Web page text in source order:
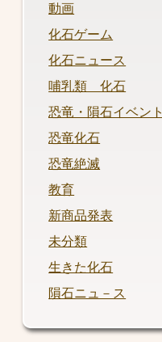
動画
化石ゲーム
化石ニュース
哺乳類 化石
恐竜・隕石イベント
恐竜化石
恐竜絶滅
教育
新商品発表
未分類
生きた化石
隕石ニュ－ス